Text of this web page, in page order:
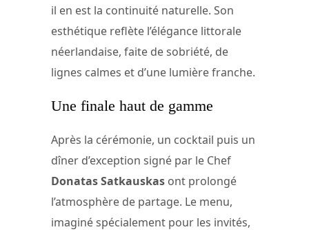
il en est la continuité naturelle. Son
esthétique reflète l’élégance littorale
néerlandaise, faite de sobriété, de
lignes calmes et d’une lumière franche.
Une finale haut de gamme
Après la cérémonie, un cocktail puis un
dîner d’exception signé par le Chef
Donatas Satkauskas ont prolongé
l’atmosphère de partage. Le menu,
imaginé spécialement pour les invités,